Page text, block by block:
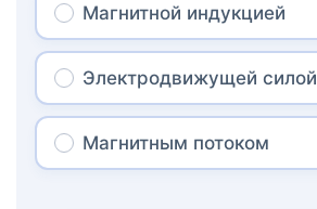
Магнитной индукцией
Электродвижущей силой
Магнитным потоком